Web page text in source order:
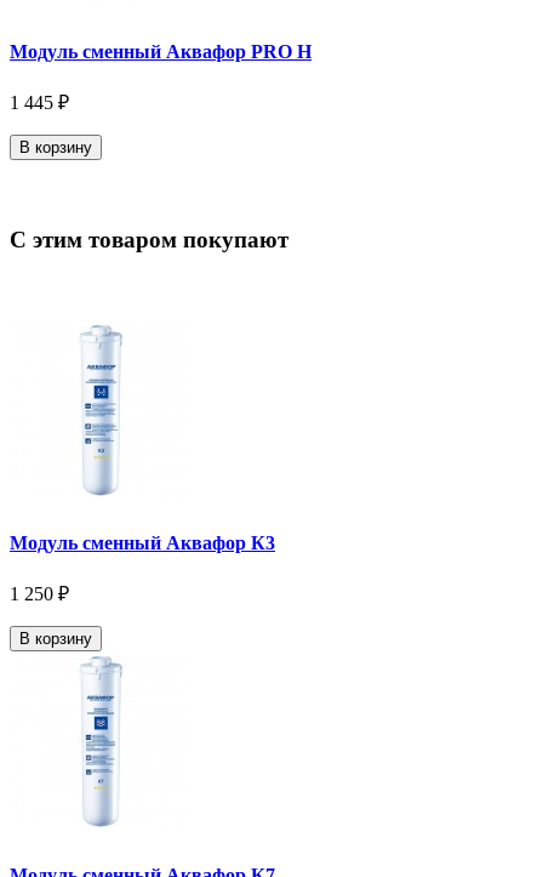
Модуль сменный Аквафор PRO Н
1 445 ₽
В корзину
С этим товаром покупают
Модуль сменный Аквафор К3
1 250 ₽
В корзину